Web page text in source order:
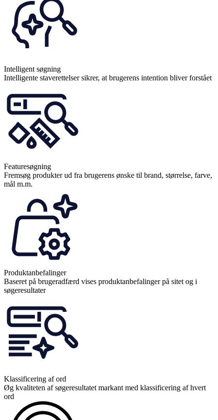
Intelligent søgning
Intelligente staverettelser sikrer, at brugerens intention bliver forstået
Featuresøgning
Fremsøg produkter ud fra brugerens ønske til brand, størrelse, farve,
mål m.m.
Produktanbefalinger
Baseret på brugeradfærd vises produktanbefalinger på sitet og i
søgeresultater
Klassificering af ord
Øg kvaliteten af søgeresultatet markant med klassificering af hvert
ord